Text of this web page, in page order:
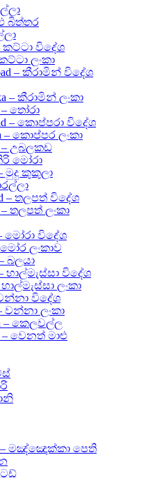
බිත්තර
කට්ටා විදේශ
කට්ටා ලංකා
– කීරාමින් විදේශ
– කීරාමින් ලංකා
– තෝරා
– කොප්පරා විදේශ
– කොප්පර ලංකා
– උබලකඩ
මෝරා
මුදු කුකුලා
– තලපත් විදේශ
– තලපත් ලංකා
– මෝරා විදේශ
මෝර ලංකාව
– බලයා
– හාල්මැස්සා විදේශ
හාල්මැස්සා ලංකා
වන්නා විදේශ
– වන්නා ලංකා
– කෙලවල්ල
– වෙනත් මාළු
– මඤ්ඤොක්කා පෙති